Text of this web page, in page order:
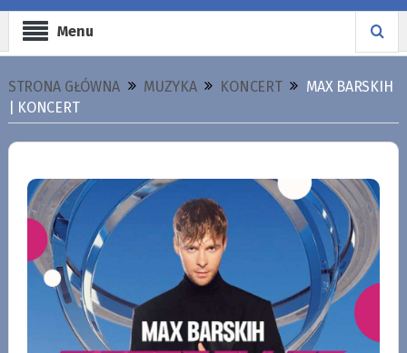
Menu
STRONA GŁÓWNA MUZYKA KONCERT
MAX BARSKIH
| KONCERT